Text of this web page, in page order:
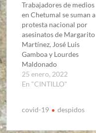
Trabajadores de medios
en Chetumal se suman a
protesta nacional por
asesinatos de Margarito
Martínez, José Luis
Gamboa y Lourdes
Maldonado
25 enero, 2022
En "CINTILLO"
covid-19 despidos